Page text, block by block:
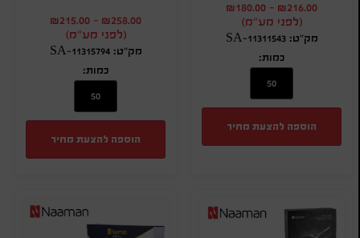
₪216.00
-
₪180.00
(לפני מע"מ)
מק"ט: SA-11311543
כמות:
הוספה להצעת מחיר
₪258.00
-
₪215.00
(לפני מע"מ)
מק"ט: SA-11315794
כמות:
הוספה להצעת מחיר